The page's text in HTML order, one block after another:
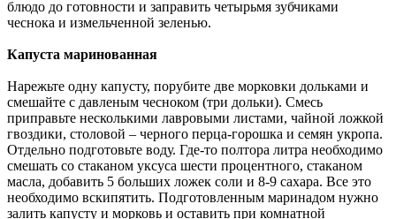
блюдо до готовности и заправить четырьмя зубчиками
чеснока и измельченной зеленью.
Капуста маринованная
Нарежьте одну капусту, порубите две морковки дольками и
смешайте с давленым чесноком (три дольки). Смесь
приправьте несколькими лавровыми листами, чайной ложкой
гвоздики, столовой – черного перца-горошка и семян укропа.
Отдельно подготовьте воду. Где-то полтора литра необходимо
смешать со стаканом уксуса шести процентного, стаканом
масла, добавить 5 больших ложек соли и 8-9 сахара. Все это
необходимо вскипятить. Подготовленным маринадом нужно
залить капусту и морковь и оставить при комнатной